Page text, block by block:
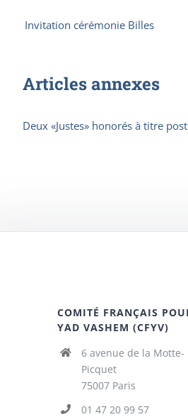
Invitation cérémonie Billes
Articles annexes
Deux «Justes» honorés à titre
COMITÉ FRANÇAIS
YAD VASHEM (CFYV)
6 avenue de la Motte-
Picquet
75007 Paris
01 47 20 99 57